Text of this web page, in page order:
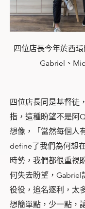
四位店長今年於西
Gabriel、
四位店長同是基督徒
指，這種盼望不是阿
想像，「當然每個人
define了我們為何想
時勢，我們都很重視
何失去盼望，Gabriel
役役，追名逐利，太
想簡單點，少一點，